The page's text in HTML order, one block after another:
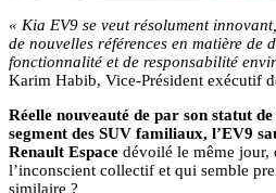
« Kia EV9 se veut résolument
de nouvelles références en matière de
fonctionnalité et de responsabilité
Karim Habib, Vice-Président exécutif
Réelle nouveauté de par son statut
segment des SUV familiaux, l’EV9
Renault Espace dévoilé le même jour,
l’inconscient collectif et qui semble
similaire ?